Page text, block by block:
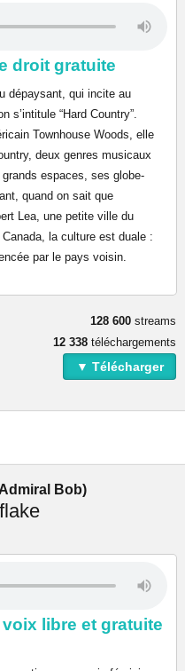
droit gratuite
dépaysant, qui incite au
s’intitule “Hard Country”.
Townhouse Woods, elle
deux genres musicaux
espaces, ses globe-
quand on sait que
Lea, une petite ville du
la culture est duale :
par le pays voisin.
128 600 streams
12 338 téléchargements
▼ Télécharger
Bob)
libre et gratuite